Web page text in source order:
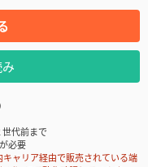
代前まで
必要
ャリア経由で販売されている端